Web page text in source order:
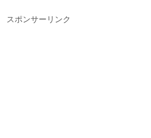
スポンサーリンク